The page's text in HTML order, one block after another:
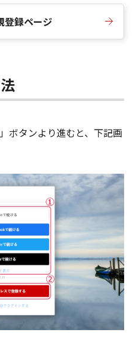
登録ページ
ボタンより進むと、下記画